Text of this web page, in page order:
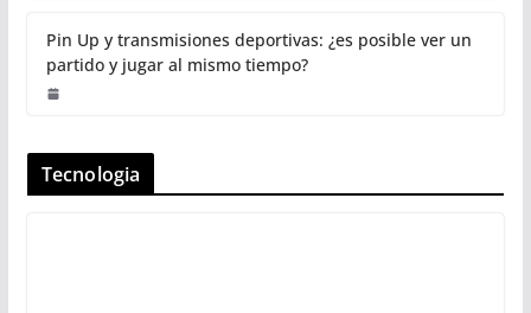
Pin Up y transmisiones deportivas: ¿es posible ver un
partido y jugar al mismo tiempo?
Tecnologia